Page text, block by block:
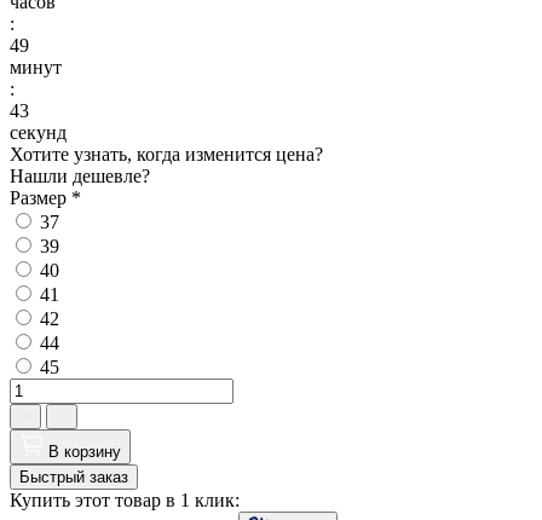
:
49
минут
:
42
секунд
Хотите узнать, когда изменится цена?
Нашли дешевле?
Размер *
37
39
40
41
42
44
45
В корзину
Быстрый заказ
Купить этот товар в 1 клик: